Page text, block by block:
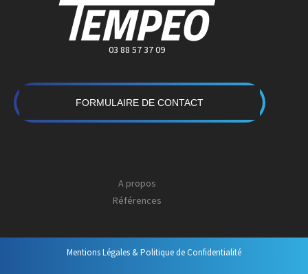
03 88 57 37 09
FORMULAIRE DE CONTACT
A propos
Références
Mentions Légales & Politique de Confidentialité